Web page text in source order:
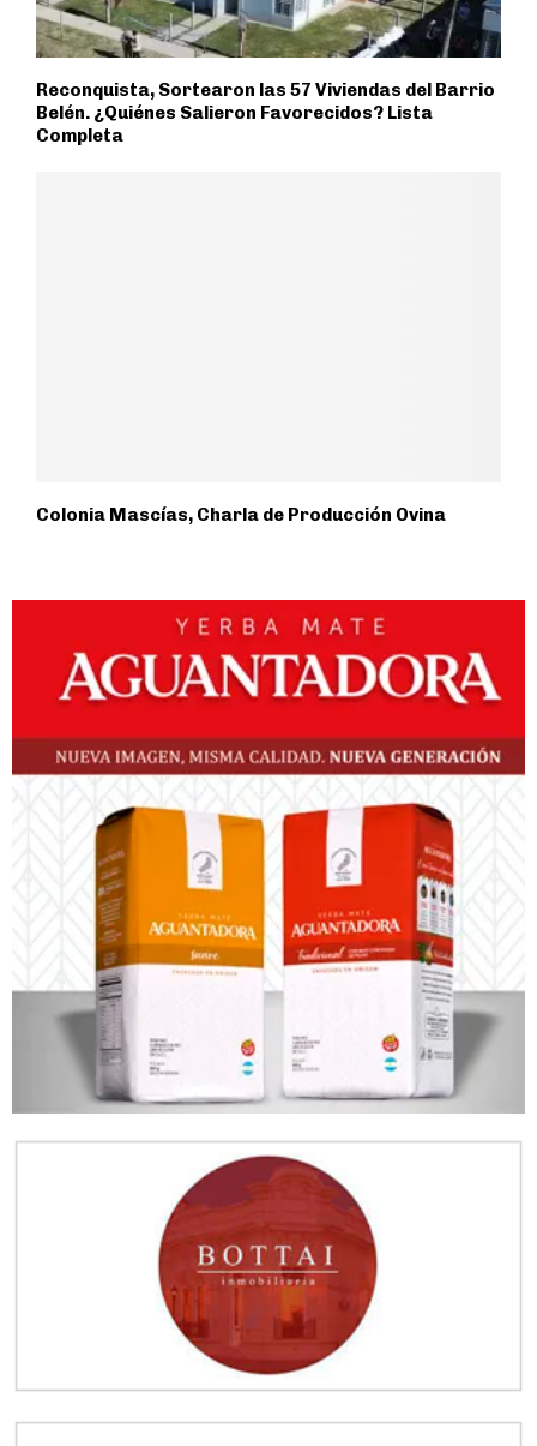
Reconquista, Sortearon las 57 Viviendas del Barrio
Belén. ¿Quiénes Salieron Favorecidos? Lista
Completa
Colonia Mascías, Charla de Producción Ovina